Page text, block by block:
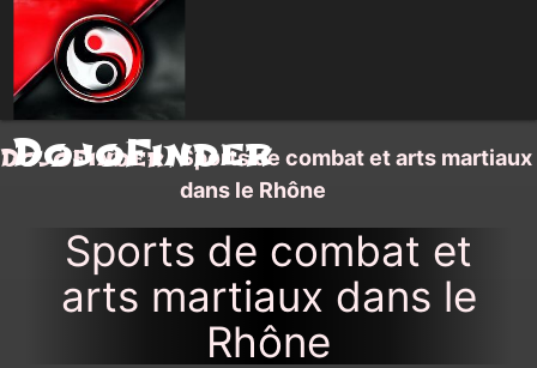
DojoFinder
DojoFinder /Sports de combat et arts martiaux
dans le Rhône
Sports de combat et
arts martiaux dans le
Rhône